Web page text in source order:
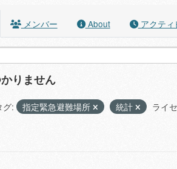
メンバー About アクティ
りません
グ: 指定緊急避難場所 統計 ライ